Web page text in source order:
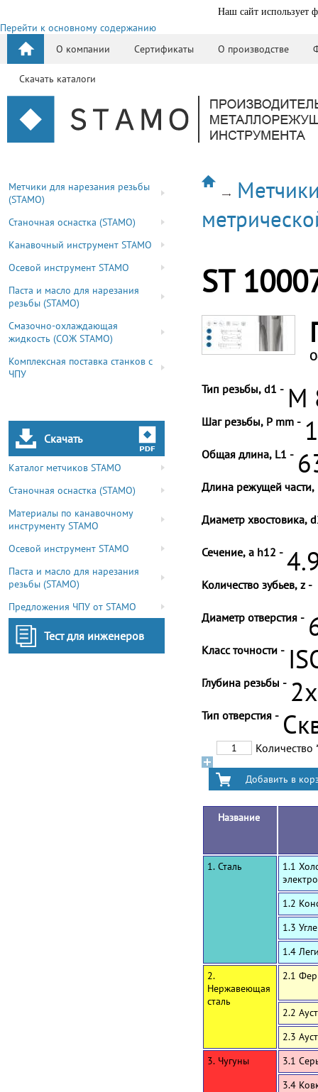
Наш сайт использует
Перейти к основному содержанию
О компании
Сертификаты О производстве
Скачать каталоги
Метчики для нарезания резьбы
(STAMO)
Станочная оснастка (STAMO)
Канавочный инструмент STAMO
Осевой инструмент STAMO
Паста и масло для нарезания
резьбы (STAMO)
Смазочно-охлаждающая
жидкость (СОЖ STAMO)
Комплексная поставка станков с
ЧПУ
Скачать
Каталог метчиков STAMO
Станочная оснастка (STAMO)
Материалы по канавочному
инструменту STAMO
Осевой инструмент STAMO
Паста и масло для нарезания
резьбы (STAMO)
Предложения ЧПУ от STAMO
Тест для инженеров
ST
Тип резьбы, d1 - M
Шаг резьбы, P mm -
Общая длина, L1 -
Длина режущей части,
Диаметр хвостовика,
Сечение, a h12 -
Количество зубьев, z -
Диаметр отверстия -
Класс точности -
Глубина резьбы -
Тип отверстия -
Количество
Название
1. Сталь
1.1
1.2
1.3
1.4
2.
Нержавеющая
сталь
2.1
2.2
2.3
3. Чугуны
3.1
3.4